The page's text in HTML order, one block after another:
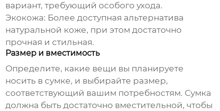
вариант, требующий особого ухода.
Экокожа: Более доступная альтернатива
натуральной коже, при этом достаточно
прочная и стильная.
Размер и вместимость
Определите, какие вещи вы планируете
носить в сумке, и выбирайте размер,
соответствующий вашим потребностям. Сумка
должна быть достаточно вместительной, чтобы